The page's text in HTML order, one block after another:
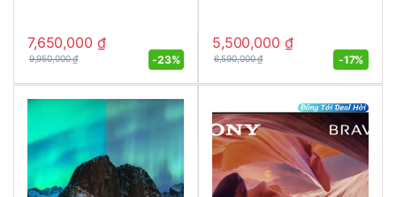
7,650,000 ₫
9,950,000₫ -23%
5,500,000 ₫
6,590,000₫ -17%